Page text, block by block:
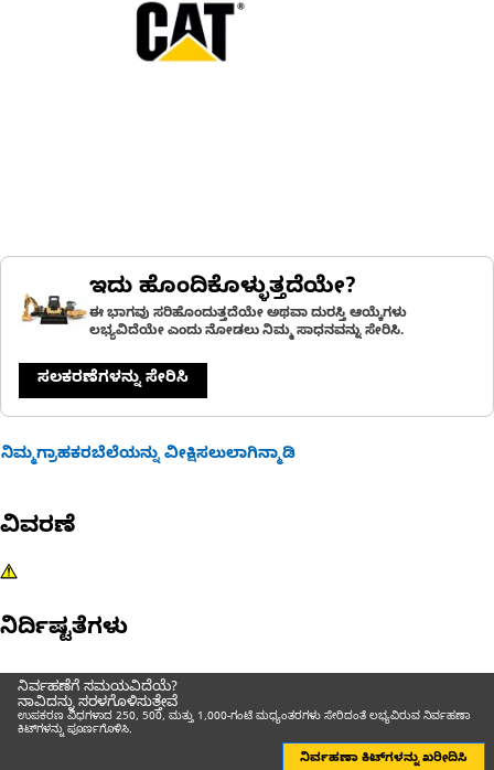
ಇದು ಹೊಂದಿಕೊಳ್ಳುತ್ತದೆಯೇ?
ಈ ಭಾಗವು ಸರಿಹೊಂದುತ್ತದೆಯೇ ಅಥವಾ ದುರಸ್ತಿ ಆಯ್ಕೆಗಳು
ಲಭ್ಯವಿದೆಯೇ ಎಂದು ನೋಡಲು ನಿಮ್ಮ ಸಾಧನವನ್ನು ಸೇರಿಸಿ.
ಸಲಕರಣೆಗಳನ್ನು ಸೇರಿಸಿ
ನಿಮ್ಮಗ್ರಾಹಕರಬೆಲೆಯನ್ನು ವೀಕ್ಷಿಸಲುಲಾಗಿನ್ಮಾಡಿ
ವಿವರಣೆ
ನಿರ್ದಿಷ್ಟತೆಗಳು
ನಿರ್ವಹಣೆಗೆ ಸಮಯವಿದೆಯೆ?
ನಾವಿದನ್ನು ಸರಳಗೊಳಿಸುತ್ತೇವೆ
ಉಪಕರಣ ವಿಧಗಳಾದ 250, 500, ಮತ್ತು 1,000-ಗಂಟೆ ಮಧ್ಯಂತರಗಳು ಸೇರಿದಂತೆ ಲಭ್ಯವಿರುವ ನಿರ್ವಹಣಾ
ಕಿಟ್‌ಗಳನ್ನು ಪೂರ್ಣಗೊಳಿಸಿ.
ನಿರ್ವಹಣಾ ಕಿಟ್‌ಗಳನ್ನು ಖರೀದಿಸಿ